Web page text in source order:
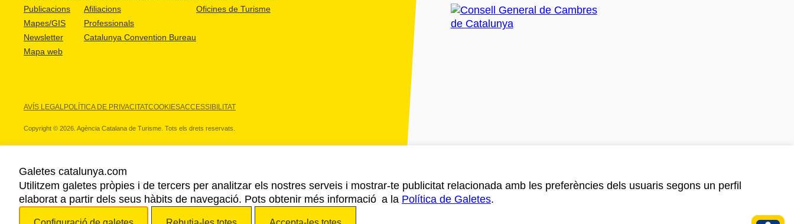
Publicacions
Mapes/GIS
Newsletter
Mapa web
Afiliacions
Professionals
Catalunya Convention Bureau
Oficines de Turisme
AVÍS LEGALPOLÍTICA DE PRIVACITATCOOKIESACCESSIBILITAT
Copyright © 2026. Agència Catalana de Turisme. Tots els drets reservats.
ELS NOSTRES PARTNERS
Galetes catalunya.com
Utilitzem galetes pròpies i de tercers per analitzar els nostres serveis i mostrar-te publicitat relacionada amb les preferències dels usuaris segons un perfil
elaborat a partir dels seus hàbits de navegació. Pots obtenir més informació a la Política de Galetes.